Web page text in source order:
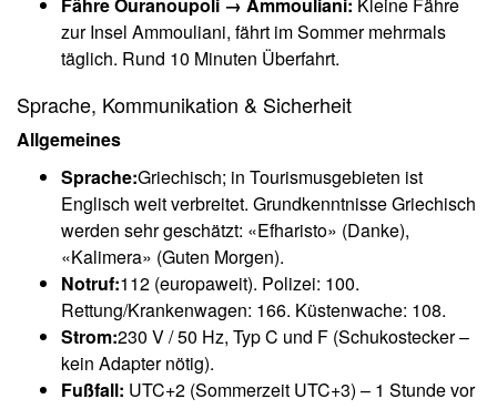
zur Insel Ammouliani, fährt im Sommer mehrmals
täglich. Rund 10 Minuten Überfahrt.
Sprache, Kommunikation & Sicherheit
Allgemeines
Sprache:Griechisch; in Tourismusgebieten ist
Englisch weit verbreitet. Grundkenntnisse Griechisch
werden sehr geschätzt: «Efharisto» (Danke),
«Kalimera» (Guten Morgen).
Notruf:112 (europaweit). Polizei: 100.
Rettung/Krankenwagen: 166. Küstenwache: 108.
Strom:230 V / 50 Hz, Typ C und F (Schukostecker –
kein Adapter nötig).
Fußfall: UTC+2 (Sommerzeit UTC+3) – 1 Stunde vor